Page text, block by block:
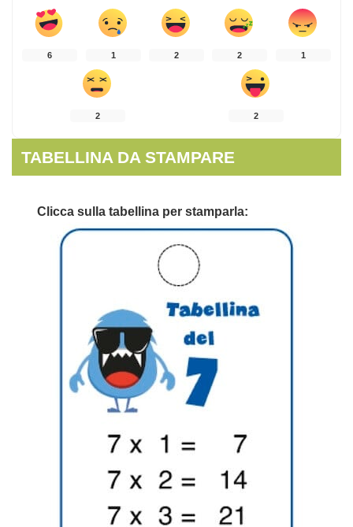
6 1 2 2 1
2 2
TABELLINA DA STAMPARE
Clicca sulla tabellina per stamparla: